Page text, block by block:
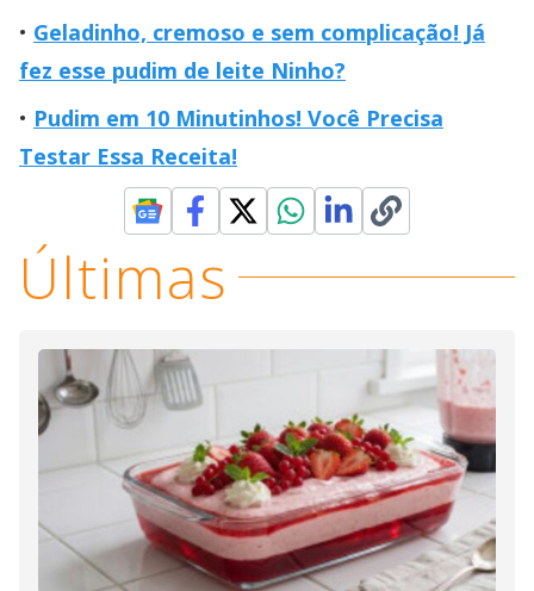
Geladinho, cremoso e sem complicação! Já
fez esse pudim de leite Ninho?
Pudim em 10 Minutinhos! Você Precisa
Testar Essa Receita!
Últimas